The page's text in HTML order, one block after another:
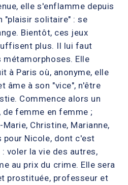
elle s'enflamme depuis
"plaisir solitaire" : se
Bientôt, ces jeux
plus. Il lui faut
métamorphoses. Elle
à Paris où, anonyme, elle
âme à son "vice", n'être
Commence alors un
de femme en femme ;
Christine, Marianne,
pour Nicole, dont c'est
voler la vie des autres,
au prix du crime. Elle sera
prostituée, professeur et